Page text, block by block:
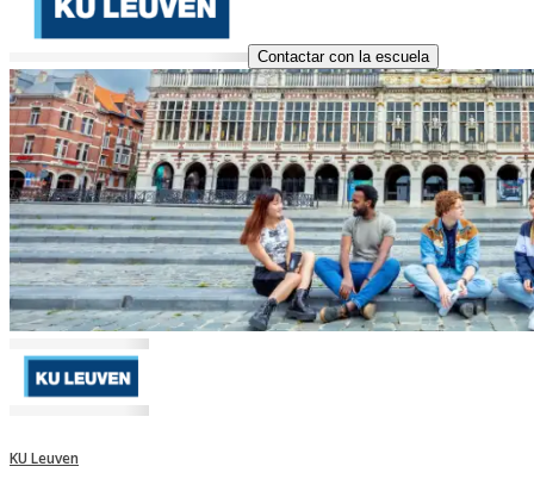
Contactar con la escuela
KU Leuven